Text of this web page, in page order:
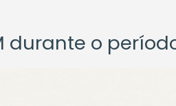
durante o